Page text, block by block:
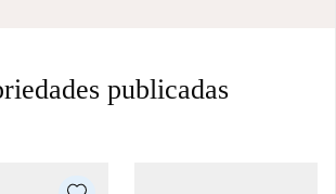
publicadas